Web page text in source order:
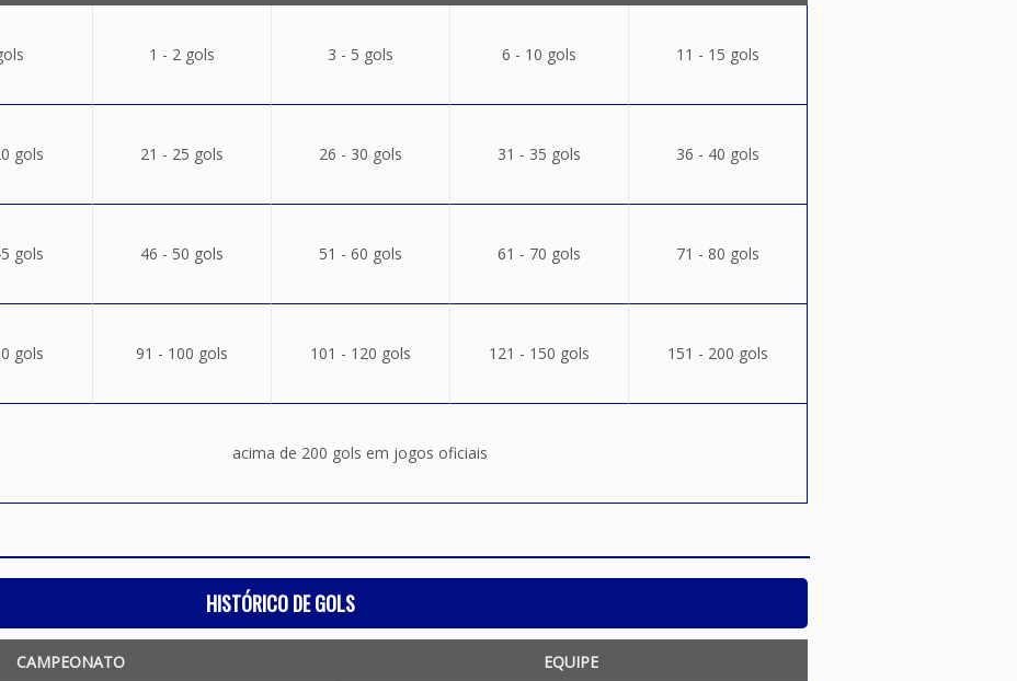
1 - 2 gols 3 - 5 gols 6 - 10 gols 11 - 15 gols
gols 21 - 25 gols 26 - 30 gols 31 - 35 gols 36 - 40 gols
gols 46 - 50 gols 51 - 60 gols 61 - 70 gols 71 - 80 gols
gols 91 - 100 gols 101 - 120 gols 121 - 150 gols 151 - 200 gols
acima de 200 gols em jogos oficiais
HISTÓRICO DE GOLS
CAMPEONATO EQUIPE